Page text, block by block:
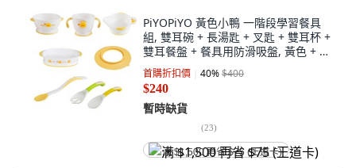
PiYOPiYO 黃色小鴨 一階段學習餐具
組, 雙耳碗 + 長湯匙 + 叉匙 + 雙耳杯 +
雙耳餐盤 + 餐具用防滑吸盤, 黃色 + 綠
色, 1組
首購折扣價 40%$400
$240
暫時缺貨
(23)
满 $1,500 再省 $75 (王道卡)